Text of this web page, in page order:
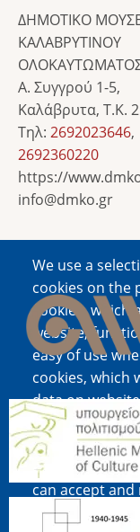
We use a
cookies on the
cookies, which
website;
easy of use
cookies, which
data on
cookies, which
content and
ALL", you
can accept
revoke your
ΔΗΜΟΤΙΚΟ
ΚΑΛΑΒΡΥΤΙΝΟΥ
Α. Συγγρού 1-5,
Καλάβρυτα, Τ.Κ.
Τηλ: 2692023646,
2692360220
https://
info@dmko.gr
Image
Image
Image